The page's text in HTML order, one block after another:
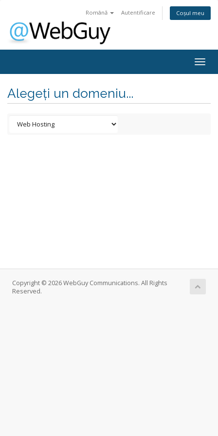
Română Autentificare Coșul meu
Alegeți un domeniu...
Copyright © 2026 WebGuy Communications. All Rights
Reserved.